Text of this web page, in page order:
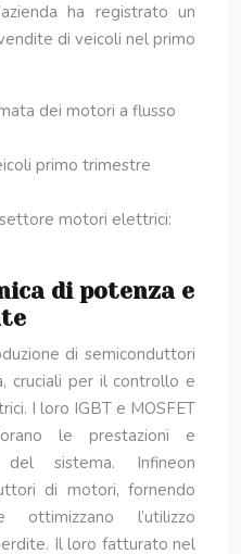
ha registrato un
di veicoli nel primo
dei motori a flusso
primo trimestre
motori elettrici:
di potenza e
di semiconduttori
cruciali per il controllo e
I loro IGBT e MOSFET
le prestazioni e
del sistema. Infineon
di motori, fornendo
ottimizzano l’utilizzo
Il loro fatturato nel